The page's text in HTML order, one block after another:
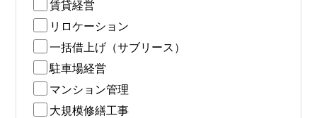
賃貸経営
リロケーション
一括借上げ（サブリース）
駐車場経営
マンション管理
大規模修繕工事